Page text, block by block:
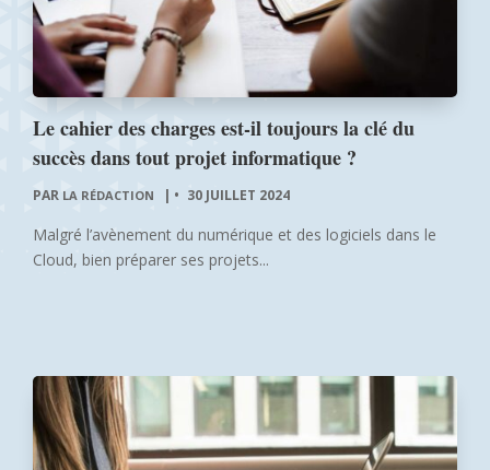
Le cahier des charges est-il toujours la clé du
succès dans tout projet informatique ?
PAR LA RÉDACTION | 30 JUILLET 2024
Malgré l’avènement du numérique et des logiciels dans le
Cloud, bien préparer ses projets...